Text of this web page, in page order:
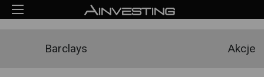
Barclays Akcje